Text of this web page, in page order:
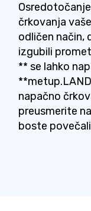
črkovanja
odličen način,
izgubili
** se lahko
napačno
preusmerite
boste